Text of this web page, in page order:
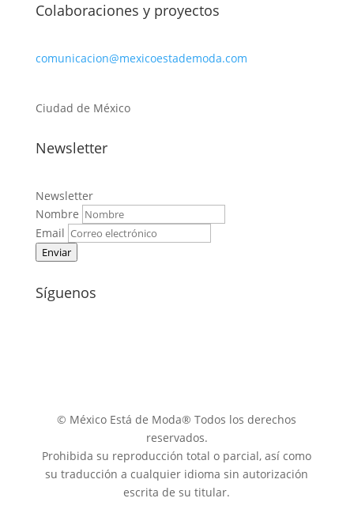
Colaboraciones y proyectos
comunicacion@mexicoestademoda.com
Ciudad de México
Newsletter
Newsletter
Nombre
Email
Enviar
Síguenos
© México Está de Moda® Todos los derechos
reservados.
Prohibida su reproducción total o parcial, así como
su traducción a cualquier idioma sin autorización
escrita de su titular.